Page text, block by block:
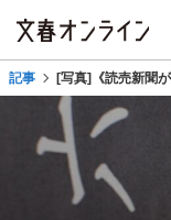
記事 [写真]《読売新聞